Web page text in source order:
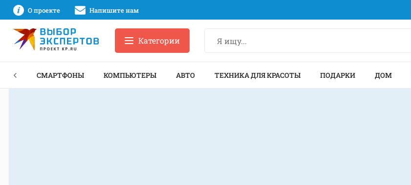
О проекте Напишите нам
Категории
СМАРТФОНЫ КОМПЬЮТЕРЫ АВТО ТЕХНИКА ДЛЯ КРАСОТЫ ПОДАРКИ ДОМ